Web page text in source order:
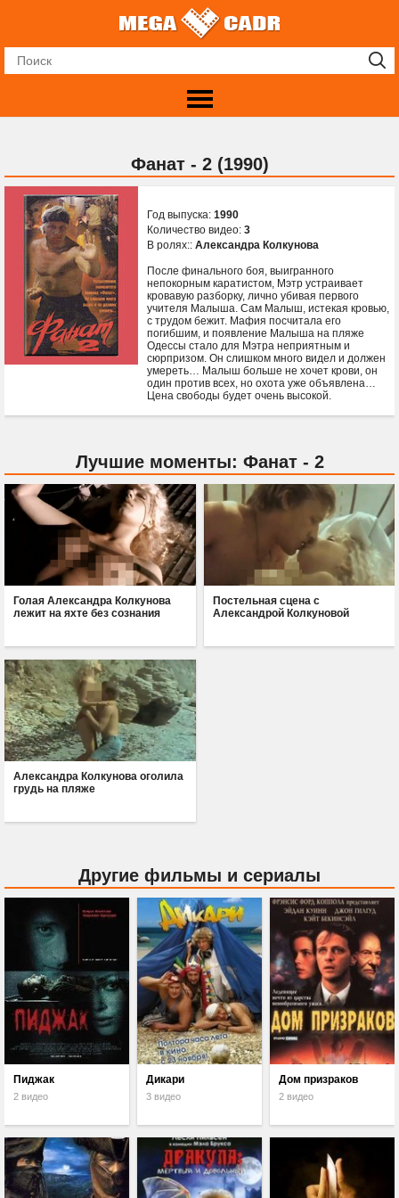
Фанат - 2 (1990)
Год выпуска: 1990
Количество видео: 3
В ролях:: Александра Колкунова
После финального боя, выигранного
непокорным каратистом, Мэтр устраивает
кровавую разборку, лично убивая первого
учителя Малыша. Сам Малыш, истекая кровью,
с трудом бежит. Мафия посчитала его
погибшим, и появление Малыша на пляже
Одессы стало для Мэтра неприятным и
сюрпризом. Он слишком много видел и должен
умереть… Малыш больше не хочет крови, он
один против всех, но охота уже объявлена…
Цена свободы будет очень высокой.
Лучшие моменты: Фанат - 2
Голая Александра Колкунова
лежит на яхте без сознания
Постельная сцена с
Александрой Колкуновой
Александра Колкунова оголила
грудь на пляже
Другие фильмы и сериалы
Пиджак
2 видео
Дикари
3 видео
Дом призраков
2 видео